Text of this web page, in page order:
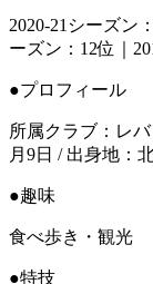
2020-21シーズン
ーズン：12位｜
●プロフィール
所属クラブ：レ
月9日 / 出身地：
●趣味
食べ歩き・観光
●特技